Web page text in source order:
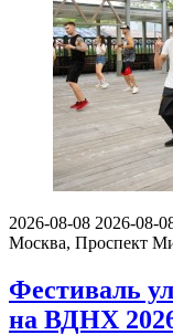
2026-08-08 2026-08-
Москва, Проспект
Фестиваль
на ВДНХ